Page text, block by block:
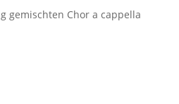
gemischten Chor a cappella